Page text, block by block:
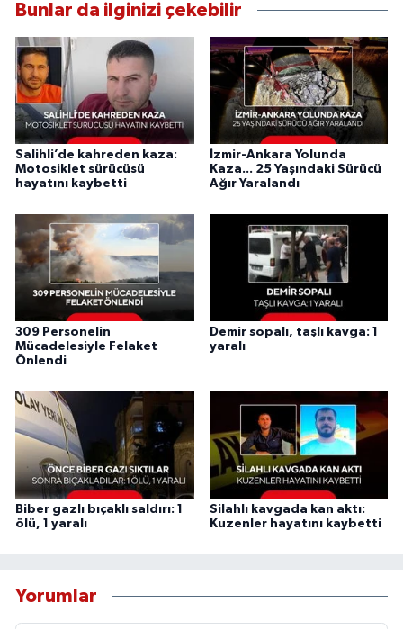
Bunlar da ilginizi çekebilir
Salihli’de kahreden kaza:
Motosiklet sürücüsü
hayatını kaybetti
İzmir-Ankara Yolunda
Kaza... 25 Yaşındaki Sürücü
Ağır Yaralandı
309 Personelin
Mücadelesiyle Felaket
Önlendi
Demir sopalı, taşlı kavga: 1
yaralı
Biber gazlı bıçaklı saldırı: 1
ölü, 1 yaralı
Silahlı kavgada kan aktı:
Kuzenler hayatını kaybetti
Yorumlar